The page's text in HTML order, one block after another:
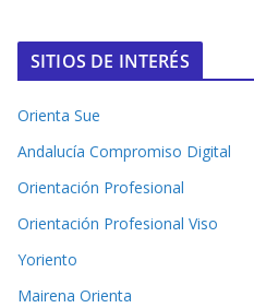
SITIOS DE INTERÉS
Orienta Sue
Andalucía Compromiso Digital
Orientación Profesional
Orientación Profesional Viso
Yoriento
Mairena Orienta